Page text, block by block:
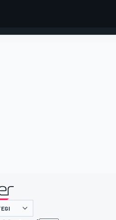
presentato da